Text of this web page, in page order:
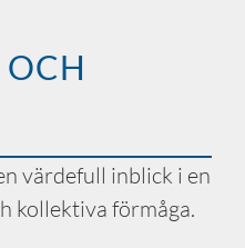
värdefull inblick i en
kollektiva förmåga.